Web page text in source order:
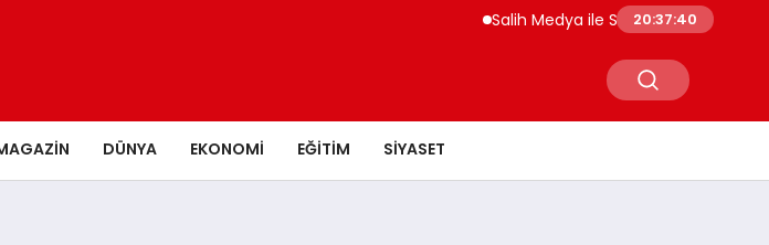
Salih Medya ile Sosyal Medya Profil
20:37:40
DÜNYA EKONOMI EĞITIM SIYASET